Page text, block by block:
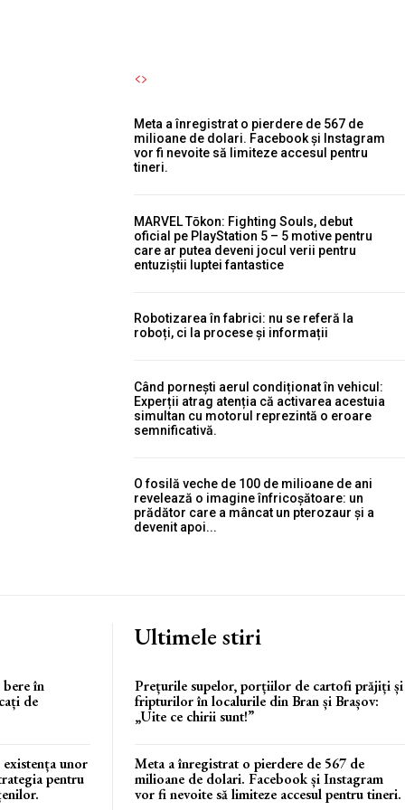
Meta a înregistrat o pierdere de 567 de
milioane de dolari. Facebook și Instagram
vor fi nevoite să limiteze accesul pentru
tineri.
MARVEL Tōkon: Fighting Souls, debut
oficial pe PlayStation 5 – 5 motive pentru
care ar putea deveni jocul verii pentru
entuziștii luptei fantastice
Robotizarea în fabrici: nu se referă la
roboți, ci la procese și informații
Când pornești aerul condiționat în vehicul:
Experții atrag atenția că activarea acestuia
simultan cu motorul reprezintă o eroare
semnificativă.
O fosilă veche de 100 de milioane de ani
revelează o imagine înfricoșătoare: un
prădător care a mâncat un pterozaur și a
devenit apoi...
bere în
de
existența unor
pentru
Ultimele stiri
Prețurile supelor, porțiilor de cartofi prăjiți și
fripturilor în localurile din Bran și Brașov:
„Uite ce chirii sunt!”
Meta a înregistrat o pierdere de 567 de
milioane de dolari. Facebook și Instagram
vor fi nevoite să limiteze accesul pentru tineri.